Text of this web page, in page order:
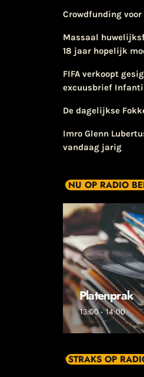
Crowdfunding
Massaal
18 jaar hopelijk
FIFA verkoopt
excuusbrief
De dagelijkse
Imro Glenn
vandaag jarig
NU OP RADIO
Platenprak
13:00 - 14:00
STRAKS OP